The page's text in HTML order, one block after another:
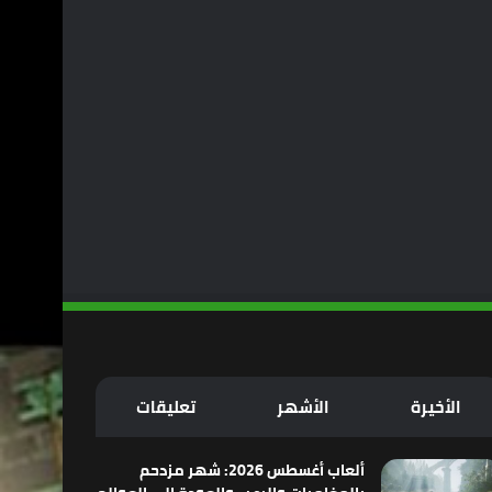
الأخيرة الأشهر تعليقات
ألعاب أغسطس 2026: شهر مزدحم